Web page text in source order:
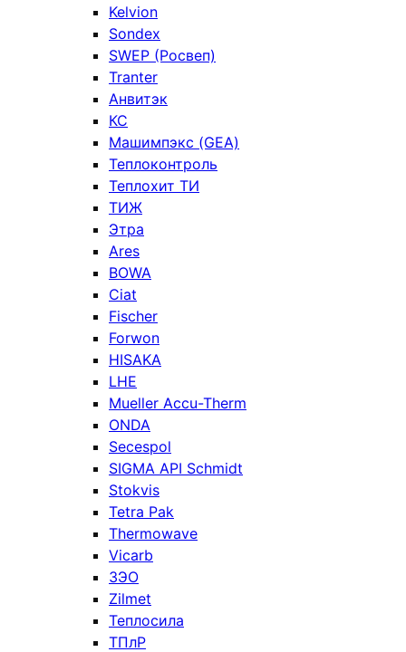
Kelvion
Sondex
SWEP (Росвеп)
Tranter
Анвитэк
КС
Машимпэкс (GEA)
Теплоконтроль
Теплохит ТИ
ТИЖ
Этра
Ares
BOWA
Ciat
Fischer
Forwon
HISAKA
LHE
Mueller Accu-Therm
ONDA
Secespol
SIGMA API Schmidt
Stokvis
Tetra Pak
Thermowave
Vicarb
ЗЭО
Zilmet
Теплосила
ТПлР